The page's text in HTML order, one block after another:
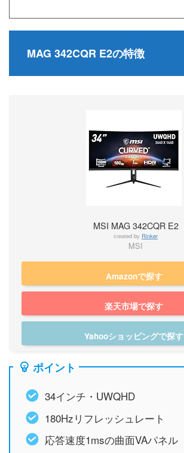
MAG 342CQR E2の特徴
MSI MAG 342CQR E2
created by Rinker
MSI
Amazonで探す
楽天市場で探す
Yahooショッピングで探す
ポイント
34インチ・UWQHD
180Hzリフレッシュレート
応答速度1msの曲面VAパネル